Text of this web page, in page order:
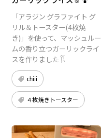
「アラジン グラファイト グ
リル＆トースター(4枚焼
き)」を使って、マッシュルー
ムの香り立つガーリックライ
スを作りました 𓌉𓇋 ‎
chiii
４枚焼きトースター